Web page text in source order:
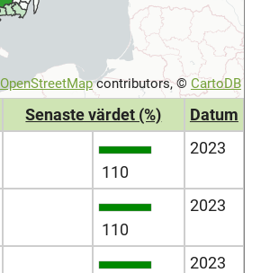
OpenStreetMapcontributors, © CartoDB
Senaste värdet (%)
Datum
110
2023
110
2023
2023